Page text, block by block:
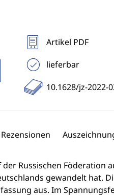
Artikel PDF
lieferbar
10.1628/jz-2022-
Rezensionen
Russischen Föderation
gewandelt hat.
aus. Im